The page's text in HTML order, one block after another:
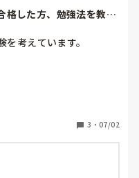
こちらを読んで不愉快に
格した方、勉強法を教え
考えています。
に使って良かった教材が
教材なども教えていただ
3 ・ 07/02